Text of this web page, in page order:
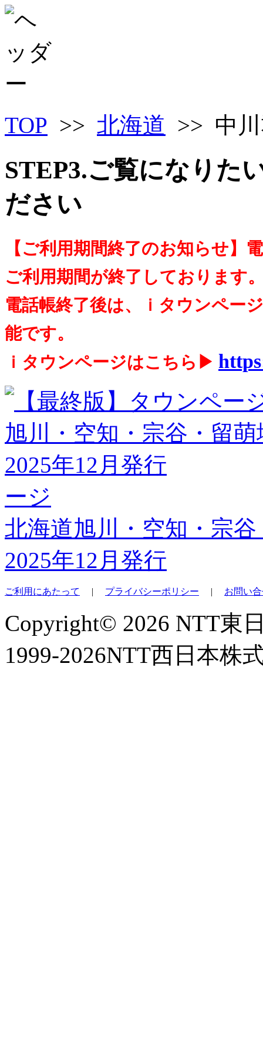
TOP >> 北海道 >> 中
STEP3.ご覧になりた
ださい
【ご利用期間終了のお知らせ】
ご利用期間が終了しております
電話帳終了後は、ｉタウンペー
能です。
ｉタウンページはこちら▶
ージ
北海道旭川・空知・宗
2025年12月発行
ご利用にあたって | プライバシーポリシー | お問い
Copyright© 2026 NTT
1999-2026NTT西日本株